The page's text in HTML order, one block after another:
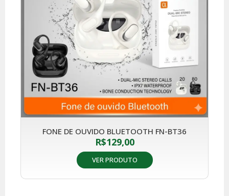
FONE DE OUVIDO BLUETOOTH FN-BT36
R$129,00
VER PRODUTO